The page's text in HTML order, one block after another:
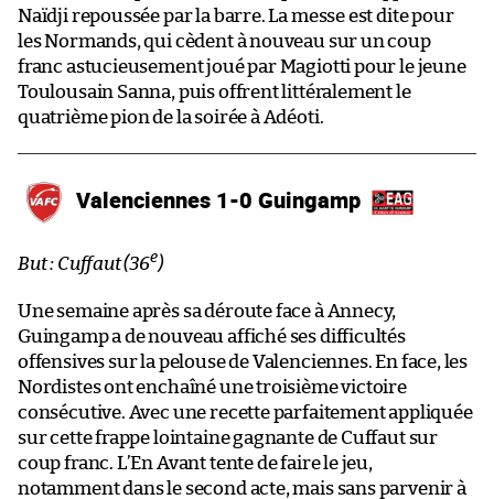
Naïdji repoussée par la barre. La messe est dite pour
les Normands, qui cèdent à nouveau sur un coup
franc astucieusement joué par Magiotti pour le jeune
Toulousain Sanna, puis offrent littéralement le
quatrième pion de la soirée à Adéoti.
Valenciennes 1-0 Guingamp
But : Cuffaut (36e)
Une semaine après sa déroute face à Annecy,
Guingamp a de nouveau affiché ses difficultés
offensives sur la pelouse de Valenciennes. En face, les
Nordistes ont enchaîné une troisième victoire
consécutive. Avec une recette parfaitement appliquée
sur cette frappe lointaine gagnante de Cuffaut sur
coup franc. L’En Avant tente de faire le jeu,
notamment dans le second acte, mais sans parvenir à